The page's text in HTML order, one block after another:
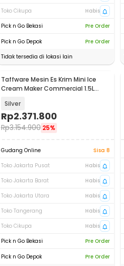
Toko Cikupa
Habis
Pick n Go Bekasi
Pre Order
Pick n Go Depok
Pre Order
Tidak tersedia di lokasi lain
Baru
Taffware Mesin Es Krim Mini Ice
Cream Maker Commercial 1.5L
Silver
Rp2.371.800
Rp3.154.900 25%
Gudang Online
Sisa 8
Toko Jakarta Pusat
Habis
Toko Jakarta Barat
Habis
Toko Jakarta Utara
Habis
Toko Tangerang
Habis
Toko Cikupa
Habis
Pick n Go Bekasi
Pre Order
Pick n Go Depok Pre Order